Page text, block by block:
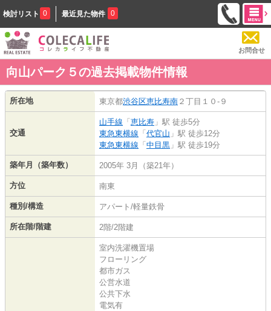
検討リスト 0 最近見た物件 0
お問合せ
向山パーク５の過去掲載物件情報
所在地 東京都渋谷区恵比寿南 ２丁目１０-９
交通
山手線 「 恵比寿 」駅 徒歩5分
東急東横線 「 代官山 」駅 徒歩12分
東急東横線 「 中目黒 」駅 徒歩19分
築年月（築年数） 2005年 3月（築21年）
方位 南東
種別/構造 アパート/軽量鉄骨
所在階/階建 2階/2階建
室内洗濯機置場
フローリング
都市ガス
公営水道
公共下水
電気有